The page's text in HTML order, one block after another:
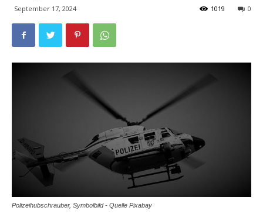
September 17, 2024 0
1019
Polizeihubschrauber, Symbolbild - Quelle Pixabay